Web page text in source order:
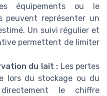
équipements ou le
peuvent représenter un
Un suivi régulier et
permettent de limiter
du lait : Les pertes
lors du stockage ou du
le chiffre